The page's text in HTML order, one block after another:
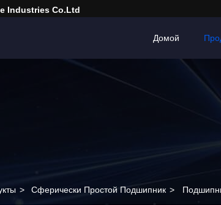
Industries Co.ltd
Домой
> Сферически Простой Подшипник >